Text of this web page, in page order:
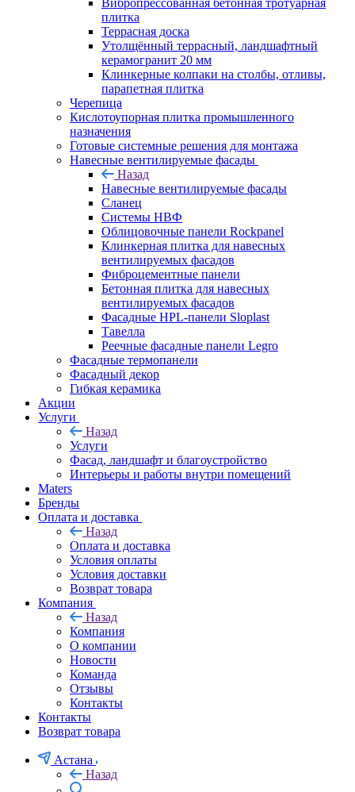
Вибропрессованная бетонная тротуарная
плитка
Террасная доска
Утолщённый террасный, ландшафтный
керамогранит 20 мм
Клинкерные колпаки на столбы, отливы,
парапетная плитка
Черепица
Кислотоупорная плитка промышленного
назначения
Готовые системные решения для монтажа
Навесные вентилируемые фасады
Назад
Навесные вентилируемые фасады
Сланец
Системы НВФ
Облицовочные панели Rockpanel
Клинкерная плитка для навесных
вентилируемых фасадов
Фиброцементные панели
Бетонная плитка для навесных
вентилируемых фасадов
Фасадные HPL-панели Sloplast
Тавелла
Реечные фасадные панели Legro
Фасадные термопанели
Фасадный декор
Гибкая керамика
Акции
Услуги
Назад
Услуги
Фасад, ландшафт и благоустройство
Интерьеры и работы внутри помещений
Maters
Бренды
Оплата и доставка
Назад
Оплата и доставка
Условия оплаты
Условия доставки
Возврат товара
Компания
Назад
Компания
О компании
Новости
Команда
Отзывы
Контакты
Контакты
Возврат товара
Астана
Назад